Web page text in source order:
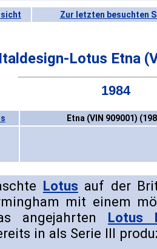
Zur letzten besuchten
Italdesign-Lotus Etna
1984
Etna (VIN 909001)
Lotus auf der
mit einem
angejahrten Lotus
in als Serie III